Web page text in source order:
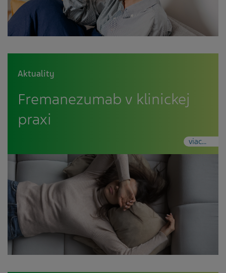
Aktuality
Fremanezumab v klinickej
praxi
viac...